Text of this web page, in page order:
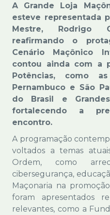
A Grande Loja
esteve representada
Mestre, Rodrigo
reafirmando o
Cenário Maçônico
contou ainda com a
Potências, como
Pernambuco e São
do Brasil e
fortalecendo a
encontro.
A programação
voltados a temas
Ordem, como
cibersegurança,
Maçonaria na
foram apresentados
relevantes, como a